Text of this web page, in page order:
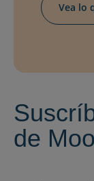
Vea lo
de